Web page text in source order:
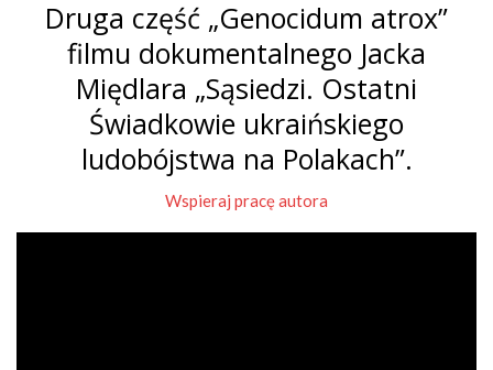
Druga część „Genocidum atrox”
filmu dokumentalnego Jacka
Międlara „Sąsiedzi. Ostatni
Świadkowie ukraińskiego
ludobójstwa na Polakach”.
Wspieraj pracę autora